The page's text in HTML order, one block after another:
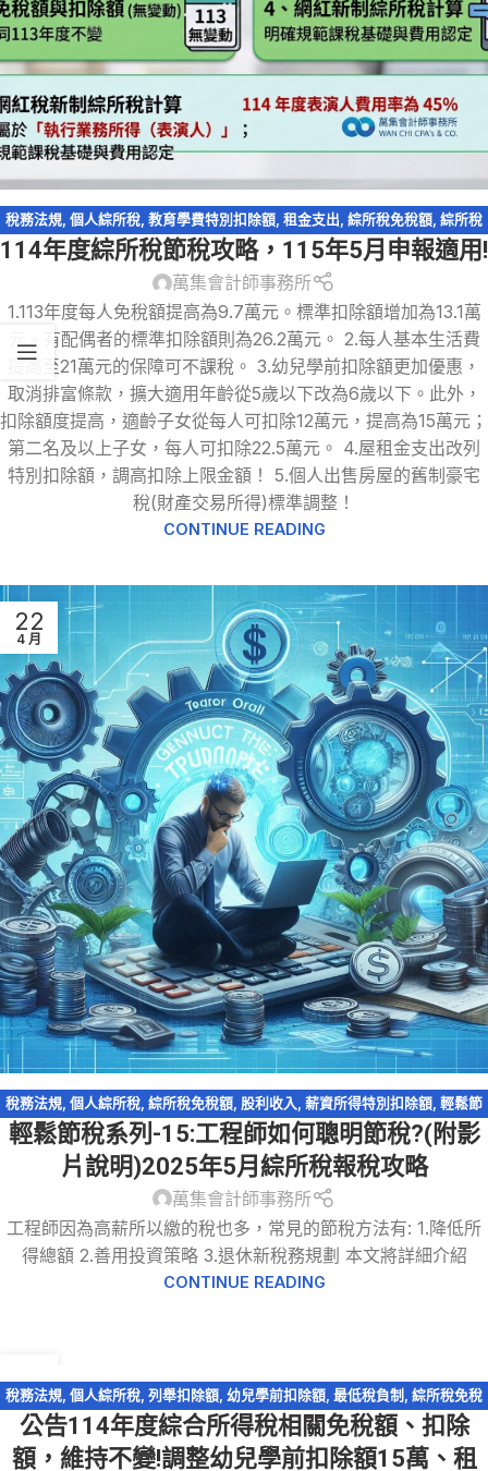
稅務法規, 個人綜所稅, 教育學費特別扣除額, 租金支出, 綜所稅免稅額, 綜所稅
身心障礙扣除額,萬集快訊,薪資所得特別扣除額 輕鬆節稅,輕鬆節稅-綜所稅
114年度綜所稅節稅攻略，115年5月申報適用!
萬集會計師事務所
1.113年度每人免稅額提高為9.7萬元。標準扣除額增加為13.1萬
元。有配偶者的標準扣除額則為26.2萬元。 2.每人基本生活費
提高至21萬元的保障可不課稅。 3.幼兒學前扣除額更加優惠，
取消排富條款，擴大適用年齡從5歲以下改為6歲以下。此外，
扣除額度提高，適齡子女從每人可扣除12萬元，提高為15萬元；
第二名及以上子女，每人可扣除22.5萬元。 4.屋租金支出改列
特別扣除額，調高扣除上限金額！ 5.個人出售房屋的舊制豪宅
稅(財產交易所得)標準調整！
CONTINUE READING
22
4 月
稅務法規, 個人綜所稅, 綜所稅免稅額, 股利收入, 薪資所得特別扣除額, 輕鬆節
稅,輕鬆節稅-綜所稅,退休金提繳
輕鬆節稅系列-15:工程師如何聰明節稅?(附影
片說明)2025年5月綜所稅報稅攻略
萬集會計師事務所
工程師因為高薪所以繳的稅也多，常見的節稅方法有: 1.降低所
得總額 2.善用投資策略 3.退休新稅務規劃 本文將詳細介紹
CONTINUE READING
12 月
稅務法規 個人綜所稅 列舉扣除額 幼兒學前扣除額 最低稅負制
綜所稅免稅
額
公告114年度綜合所得稅相關免稅額、扣除
額，維持不變!調整幼兒學前扣除額15萬、租